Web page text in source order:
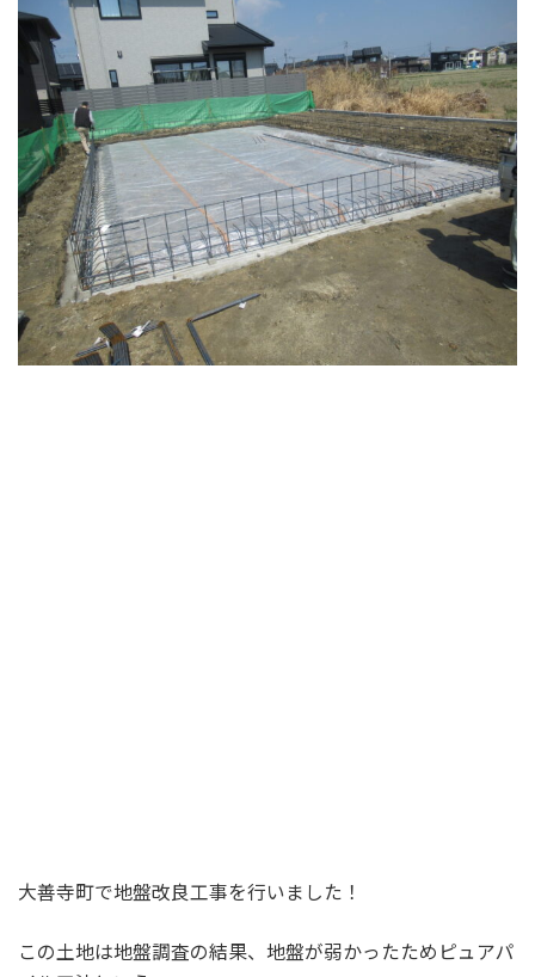
大善寺町で地盤改良工事を行いました！
この土地は地盤調査の結果、地盤が弱かったためピュアパ